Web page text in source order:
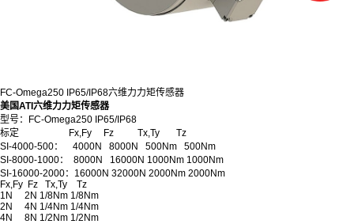
FC-Omega250 IP65/IP68六维力力矩传感器
美国ATI六维力力矩传感器
型号：FC-Omega250 IP65/IP68
标定 Fx,Fy Fz Tx,Ty Tz
SI-4000-500： 4000N 8000N 500Nm 500Nm
SI-8000-1000： 8000N 16000N 1000Nm 1000Nm
SI-16000-2000：16000N 32000N 2000Nm 2000Nm
Fx,Fy Fz Tx,Ty Tz
1N 2N 1/8Nm 1/8Nm
2N 4N 1/4Nm 1/4Nm
4N 8N 1/2Nm 1/2Nm